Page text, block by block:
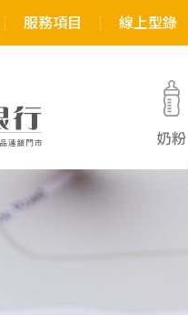
服務項目 線上型錄
奶粉